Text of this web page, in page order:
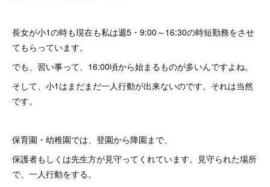
長女が小1の時も現在も私は週5・9:00～16:30の時短勤務をさせ
てもらっています。
でも、習い事って、16:00頃から始まるものが多いんですよね。
そして、小1はまだまだ一人行動が出来ないのです。それは当然
です。
保育園・幼稚園では、登園から降園まで、
保護者もしくは先生方が見守ってくれています。見守られた場所
で、一人行動をする。